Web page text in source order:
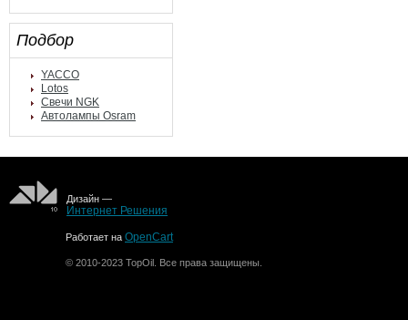
Подбор
YACCO
Lotos
Свечи NGK
Автолампы Osram
Дизайн —
Интернет Решения
Работает на OpenCart
© 2010-2023 TopOil. Все права защищены.